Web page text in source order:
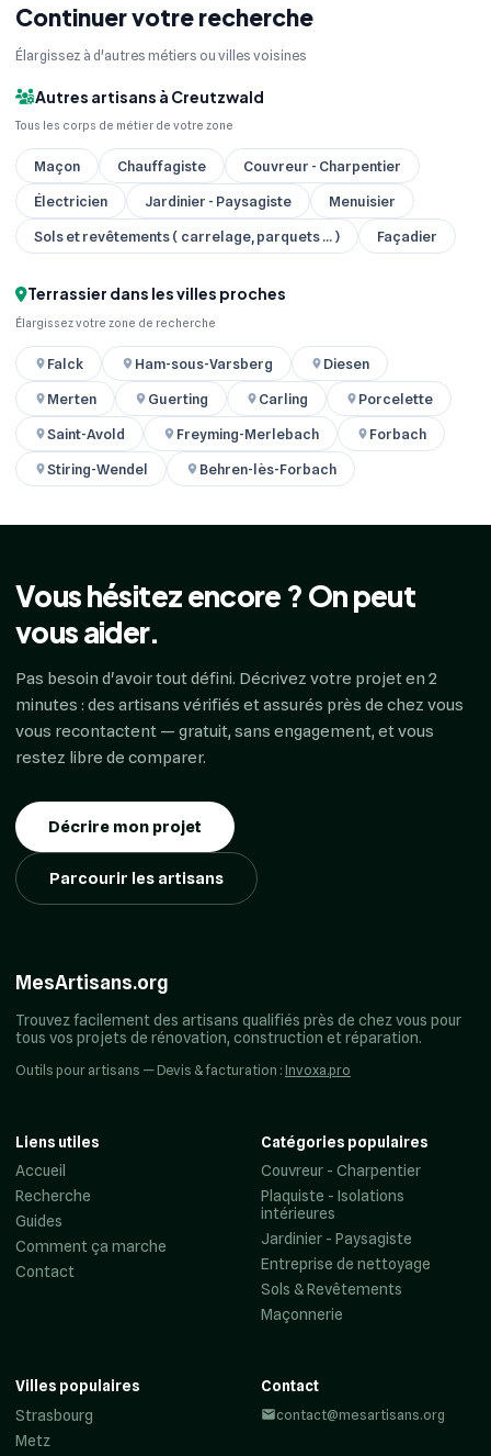
Continuer votre recherche
Élargissez à d'autres métiers ou villes voisines
Autres artisans à Creutzwald
Tous les corps de métier de votre zone
Maçon Chauffagiste
Couvreur - Charpentier
Électricien
Jardinier - Paysagiste
Menuisier
Sols et revêtements ( carrelage, parquets ... )
Façadier
Terrassier dans les villes proches
Élargissez votre zone de recherche
Falck Ham-sous-Varsberg
Diesen
Merten
Guerting Carling
Porcelette
Saint-Avold
Freyming-Merlebach
Forbach
Stiring-Wendel
Behren-lès-Forbach
Vous hésitez encore ? On peut
vous aider.
Pas besoin d'avoir tout défini. Décrivez votre projet en 2
minutes : des artisans vérifiés et assurés près de chez vous
vous recontactent — gratuit, sans engagement, et vous
restez libre de comparer.
Décrire mon projet
Parcourir les artisans
MesArtisans.org
Trouvez facilement des artisans qualifiés près de chez vous pour
tous vos projets de rénovation, construction et réparation.
Outils pour artisans — Devis & facturation : Invoxa.pro
Liens utiles
Accueil
Recherche
Guides
Comment ça marche
Contact
Catégories populaires
Couvreur - Charpentier
Plaquiste - Isolations
intérieures
Jardinier - Paysagiste
Entreprise de nettoyage
Sols & Revêtements
Maçonnerie
Villes populaires
Strasbourg
Metz
Contact
contact@mesartisans.org